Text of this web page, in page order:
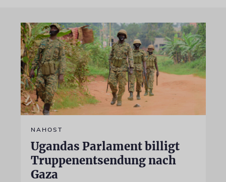
NAHOST
Ugandas Parlament billigt
Truppenentsendung nach
Gaza